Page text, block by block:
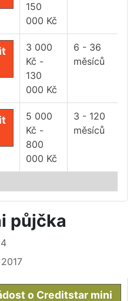
150
000 Kč
3 000
Kč -
130
000 Kč
6 - 36
měsíců
5 000
Kč -
800
000 Kč
3 - 120
měsíců
půjčka
o Creditstar mini